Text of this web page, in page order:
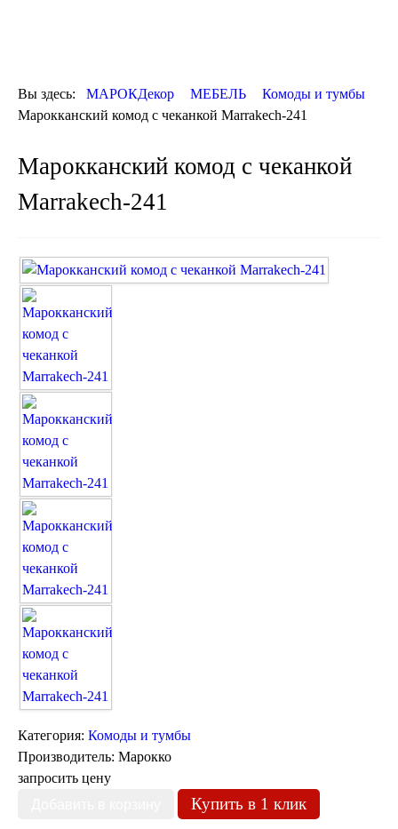
Люстры марокканские
Люстры со стеклом
Марокканские Мозаичные
Марокканские светильники
Настольные лампы
Мозаичные лампы
Торшеры
Марокканские
ПОСУДА
ДОСТАВКА
Вы здесь: МАРОКДекор МЕБЕЛЬ
Комоды и тумбы
Марокканский комод с чеканкой Marrakech-241
Марокканский комод с чеканкой
Marrakech-241
Категория: Комоды и тумбы
Производитель: Марокко
запросить цену
Купить в 1 клик